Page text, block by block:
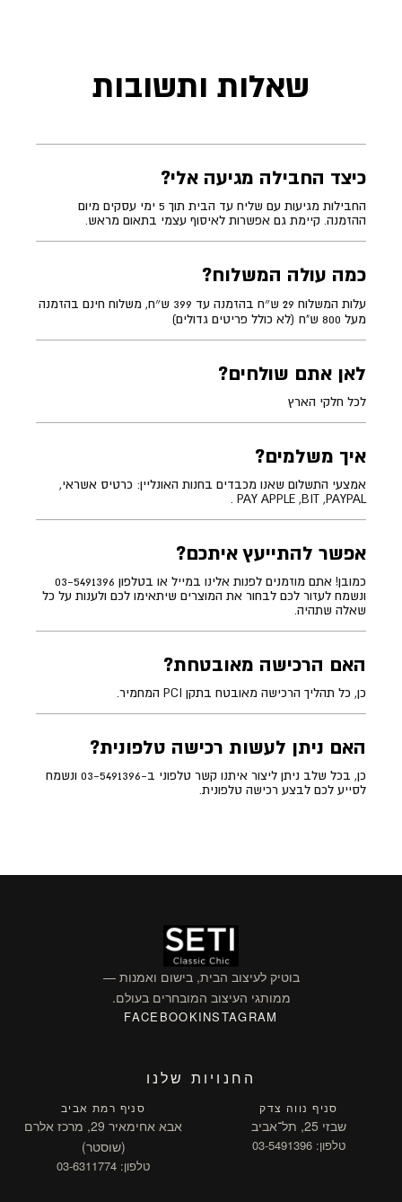
שאלות ותשובות
כיצד החבילה מגיעה אלי?
החבילות מגיעות עם שליח עד הבית תוך 5 ימי עסקים מיום
ההזמנה. קיימת גם אפשרות לאיסוף עצמי בתאום מראש.
כמה עולה המשלוח?
עלות המשלוח 29 ש״ח בהזמנה עד 399 ש״ח, משלוח חינם בהזמנה
מעל 800 ש"ח (לא כולל פריטים גדולים)
לאן אתם שולחים?
לכל חלקי הארץ
איך משלמים?
אמצעי התשלום שאנו מכבדים בחנות האונליין: כרטיס אשראי,
PAY APPLE ,BIT ,PAYPAL .
אפשר להתייעץ איתכם?
כמובן! אתם מוזמנים לפנות אלינו במייל או בטלפון 03-5491396
ונשמח לעזור לכם לבחור את המוצרים שיתאימו לכם ולענות על כל
שאלה שתהיה.
האם הרכישה מאובטחת?
כן, כל תהליך הרכישה מאובטח בתקן PCI המחמיר.
האם ניתן לעשות רכישה טלפונית?
כן, בכל שלב ניתן ליצור איתנו קשר טלפוני ב-03-5491396 ונשמח
לסייע לכם לבצע רכישה טלפונית.
בוטיק לעיצוב הבית, בישום ואמנות —
ממותגי העיצוב המובחרים בעולם.
INSTAGRAM
FACEBOOK
החנויות שלנו
סניף נווה צדק
שבזי 25, תל־אביב
טלפון: 03-5491396
סניף רמת אביב
אבא אחימאיר 29, מרכז אלרם
(שוסטר)
טלפון: 03-6311774